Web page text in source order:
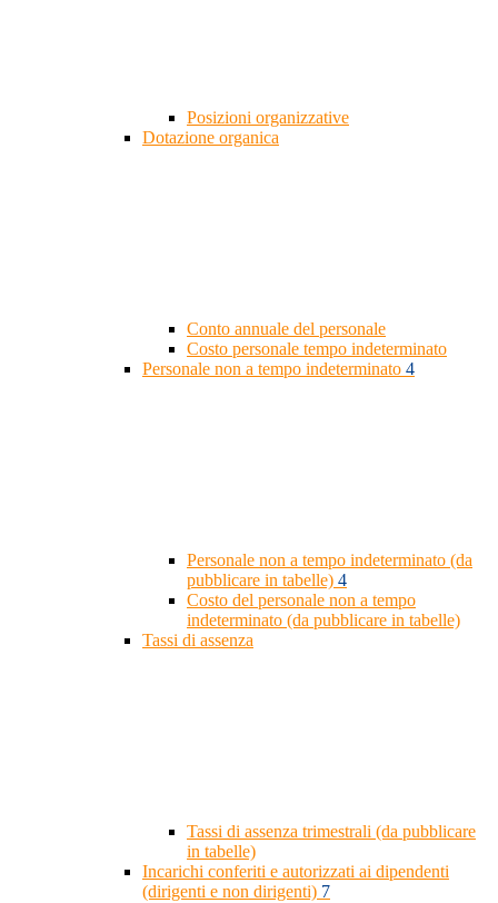
Posizioni organizzative
Dotazione organica
Conto annuale del personale
Costo personale tempo indeterminato
Personale non a tempo indeterminato 4
Personale non a tempo indeterminato (da
pubblicare in tabelle) 4
Costo del personale non a tempo
indeterminato (da pubblicare in tabelle)
Tassi di assenza
Tassi di assenza trimestrali (da pubblicare
in tabelle)
Incarichi conferiti e autorizzati ai dipendenti
(dirigenti e non dirigenti) 7